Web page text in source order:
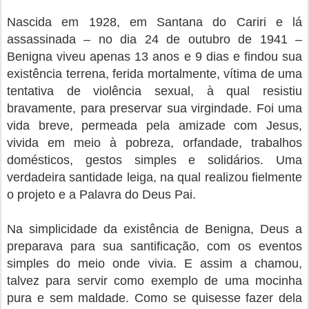
Nascida em 1928, em Santana do Cariri e lá
assassinada – no dia 24 de outubro de 1941 –
Benigna viveu apenas 13 anos e 9 dias e findou sua
existência terrena, ferida mortalmente, vítima de uma
tentativa de violência sexual, à qual resistiu
bravamente, para preservar sua virgindade. Foi uma
vida breve, permeada pela amizade com Jesus,
vivida em meio à pobreza, orfandade, trabalhos
domésticos, gestos simples e solidários. Uma
verdadeira santidade leiga, na qual realizou fielmente
o projeto e a Palavra do Deus Pai.
Na simplicidade da existência de Benigna, Deus a
preparava para sua santificação, com os eventos
simples do meio onde vivia. E assim a chamou,
talvez para servir como exemplo de uma mocinha
pura e sem maldade. Como se quisesse fazer dela